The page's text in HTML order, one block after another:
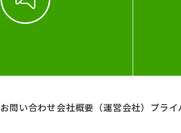
お問い合わせ会社概要（運営会社） プラ